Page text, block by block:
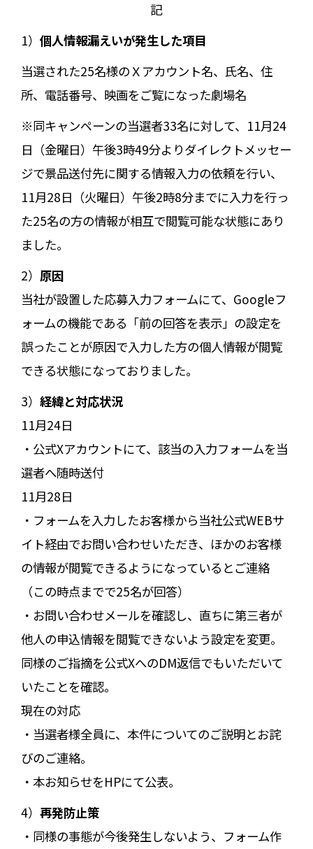
記
1） 個⼈情報漏えいが発⽣した項⽬
当選された25名様のＸアカウント名、氏名、住
所、電話番号、映画をご覧になった劇場名
※同キャンペーンの当選者33名に対して、11月24
日（金曜日）午後3時49分よりダイレクトメッセー
ジで景品送付先に関する情報入力の依頼を行い、
11月28日（火曜日）午後2時8分までに入力を行っ
た25名の方の情報が相互で閲覧可能な状態にあり
ました。
2） 原因
当社が設置した応募入力フォームにて、Googleフ
ォームの機能である「前の回答を表示」の設定を
誤ったことが原因で入力した方の個人情報が閲覧
できる状態になっておりました。
3） 経緯と対応状況
11月24日
・公式Xアカウントにて、該当の入力フォームを当
選者へ随時送付
11月28日
・フォームを入力したお客様から当社公式WEBサ
イト経由でお問い合わせいただき、ほかのお客様
の情報が閲覧できるようになっているとご連絡
（この時点までで25名が回答）
・お問い合わせメールを確認し、直ちに第三者が
他人の申込情報を閲覧できないよう設定を変更。
同様のご指摘を公式XへのDM返信でもいただいて
いたことを確認。
現在の対応
・当選者様全員に、本件についてのご説明とお詫
びのご連絡。
・本お知らせをHPにて公表。
4） 再発防止策
・同様の事態が今後発生しないよう、フォーム作